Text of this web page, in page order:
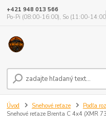
+421 948 013 566
Po-Pi (08:00-16:00), So (11:00-
Úvod Snehové reťaze
Podľa
Snehové reťaze Brenta C 4x4 (XMR